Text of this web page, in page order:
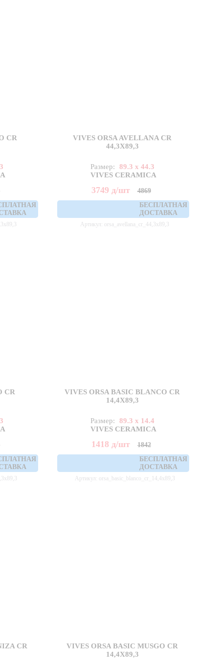
CR
VIVES ORSA AVELLANA CR
44,3X89,3
Размер:
89.3 x 44.3
VIVES CERAMICA
3749 д/шт
4869
БЕСПЛАТНАЯ
ДОСТАВКА
Артикул: orsa_avellana_cr_44,3x89,3
CR
VIVES ORSA BASIC BLANCO CR
14,4X89,3
Размер:
89.3 x 14.4
VIVES CERAMICA
1418 д/шт
1842
БЕСПЛАТНАЯ
ДОСТАВКА
Артикул: orsa_basic_blanco_cr_14,4x89,3
CR
VIVES ORSA BASIC MUSGO CR
14,4X89,3